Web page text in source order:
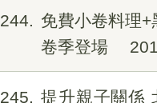
244
免費小卷料理
卷季登場
245
提升親子關係